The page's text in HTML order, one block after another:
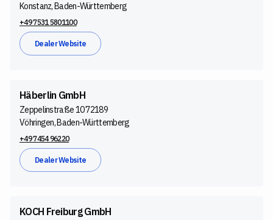
Konstanz, Baden-Württemberg
+49 7531 5801100
Dealer Website
Häberlin GmbH
Zeppelinstraße 10 72189
Vöhringen, Baden-Württemberg
+49 7454 96220
Dealer Website
KOCH Freiburg GmbH